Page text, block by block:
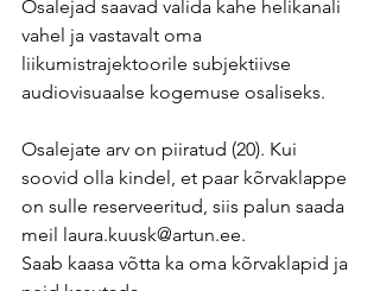
Osalejad saavad valida kahe helikanali
vahel ja vastavalt oma
liikumistrajektoorile subjektiivse
audiovisuaalse kogemuse osaliseks.
Osalejate arv on piiratud (20). Kui
soovid olla kindel, et paar kõrvaklappe
on sulle reserveeritud, siis palun saada
meil laura.kuusk@artun.ee.
Saab kaasa võtta ka oma kõrvaklapid ja